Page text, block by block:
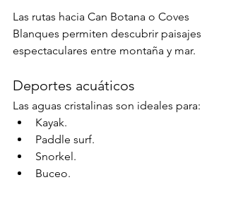
Las rutas hacia Can Botana o Coves
Blanques permiten descubrir paisajes
espectaculares entre montaña y mar.
Deportes acuáticos
Las aguas cristalinas son ideales para:
Kayak.
Paddle surf.
Snorkel.
Buceo.